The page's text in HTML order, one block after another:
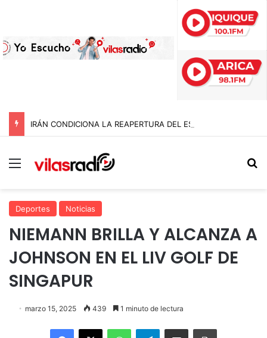
Menú
Deportes Noticias
NIEMANN BRILLA Y ALCANZA A
JOHNSON EN EL LIV GOLF DE
SINGAPUR
marzo 15, 2025 439 1 minuto de lectura
Facebook
X WhatsAppTelegramEnviar vía email Imprimir